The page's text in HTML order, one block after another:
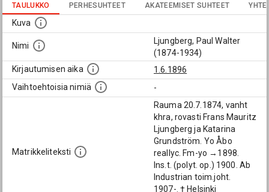
TAULUKKO PERHESUHTEET AKATEEMISET SUHTEET
Kuva
Nimi
Ljungberg, Paul Walter
(1874-1934)
Kirjautumisen aika
1.6.1896
Vaihtoehtoisia nimiä
-
Matrikkeliteksti
Rauma 20.7.1874, vanht
khra, rovasti Frans Mauritz
Ljungberg ja Katarina
Grundström. Yo Åbo
reallyc. Fm-yo →1898.
Ins.t. (polyt. op.) 1900. Ab
Industrian toim.joht.
1907-. † Helsinki